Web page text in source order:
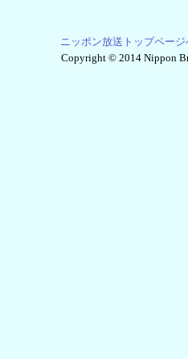
ニッポン放送トップページ
Copyright © 2014 Nippon